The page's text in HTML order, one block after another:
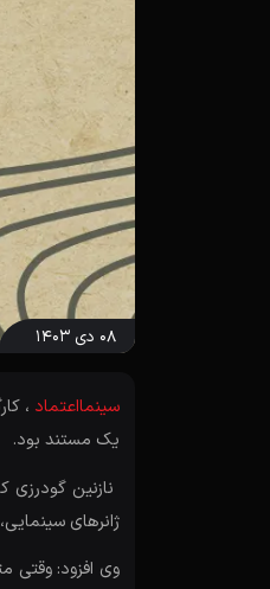
۰۸ دی ۱۴۰۳
سینمااعتماد ،
یک مستند بود.
ژانرهای
وی افزود: وقتی